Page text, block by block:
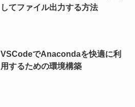
してファイル出力する方法
VSCodeでAnacondaを快適に利
用するための環境構築